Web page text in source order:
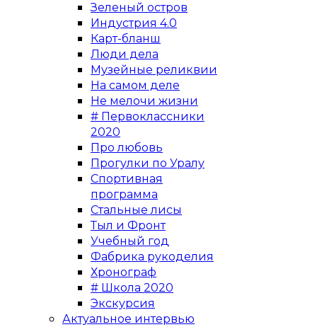
Зеленый остров
Индустрия 4.0
Карт-бланш
Люди дела
Музейные реликвии
На самом деле
Не мелочи жизни
# Первоклассники
2020
Про любовь
Прогулки по Уралу
Спортивная
программа
Стальные лисы
Тыл и Фронт
Учебный год
Фабрика рукоделия
Хронограф
# Школа 2020
Экскурсия
Актуальное интервью